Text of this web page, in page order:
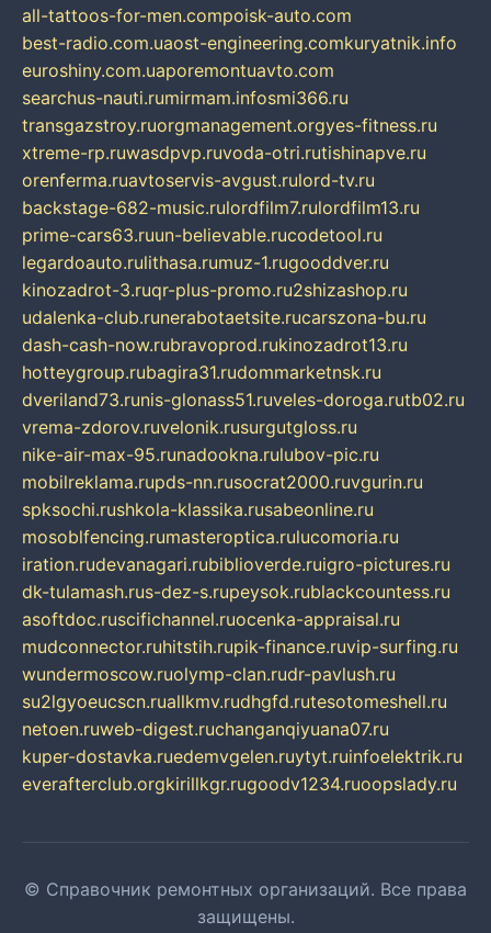
all-tattoos-for-men.compoisk-auto.com
best-radio.com.uaost-engineering.comkuryatnik.info
euroshiny.com.uaporemontuavto.com
searchus-nauti.rumirmam.infosmi366.ru
transgazstroy.ruorgmanagement.orgyes-fitness.ru
xtreme-rp.ruwasdpvp.ruvoda-otri.rutishinapve.ru
orenferma.ruavtoservis-avgust.rulord-tv.ru
backstage-682-music.rulordfilm7.rulordfilm13.ru
prime-cars63.ruun-believable.rucodetool.ru
legardoauto.rulithasa.rumuz-1.rugooddver.ru
kinozadrot-3.ruqr-plus-promo.ru2shizashop.ru
udalenka-club.runerabotaetsite.rucarszona-bu.ru
dash-cash-now.rubravoprod.rukinozadrot13.ru
hotteygroup.rubagira31.rudommarketnsk.ru
dveriland73.runis-glonass51.ruveles-doroga.rutb02.ru
vrema-zdorov.ruvelonik.rusurgutgloss.ru
nike-air-max-95.runadookna.rulubov-pic.ru
mobilreklama.rupds-nn.rusocrat2000.ruvgurin.ru
spksochi.rushkola-klassika.rusabeonline.ru
mosoblfencing.rumasteroptica.rulucomoria.ru
iration.rudevanagari.rubiblioverde.ruigro-pictures.ru
dk-tulamash.rus-dez-s.rupeysok.rublackcountess.ru
asoftdoc.ruscifichannel.ruocenka-appraisal.ru
mudconnector.ruhitstih.rupik-finance.ruvip-surfing.ru
wundermoscow.ruolymp-clan.rudr-pavlush.ru
su2lgyoeucscn.ruallkmv.rudhgfd.rutesotomeshell.ru
netoen.ruweb-digest.ruchanganqiyuana07.ru
kuper-dostavka.ruedemvgelen.ruytyt.ruinfoelektrik.ru
everafterclub.orgkirillkgr.rugoodv1234.ruoopslady.ru
© Справочник ремонтных организаций. Все права
защищены.